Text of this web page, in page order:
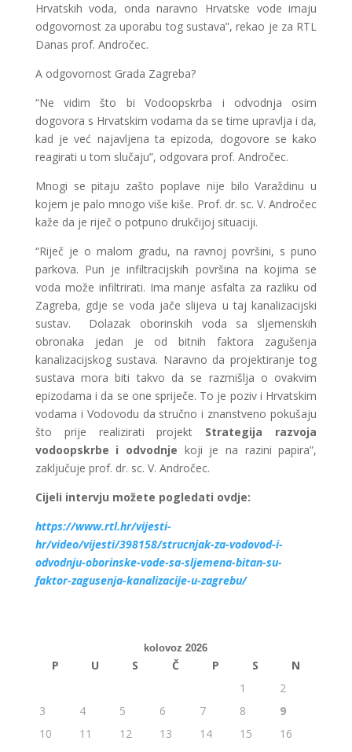
Hrvatskih voda, onda naravno Hrvatske vode imaju
odgovornost za uporabu tog sustava”, rekao je za RTL
Danas prof. Andročec.
A odgovornost Grada Zagreba?
“Ne vidim što bi Vodoopskrba i odvodnja osim
dogovora s Hrvatskim vodama da se time upravlja i da,
kad je već najavljena ta epizoda, dogovore se kako
reagirati u tom slučaju”, odgovara prof. Andročec.
Mnogi se pitaju zašto poplave nije bilo Varaždinu u
kojem je palo mnogo više kiše. Prof. dr. sc. V. Andročec
kaže da je riječ o potpuno drukčijoj situaciji.
“Riječ je o malom gradu, na ravnoj površini, s puno
parkova. Pun je infiltracijskih površina na kojima se
voda može infiltrirati. Ima manje asfalta za razliku od
Zagreba, gdje se voda jače slijeva u taj kanalizacijski
sustav. Dolazak oborinskih voda sa sljemenskih
obronaka jedan je od bitnih faktora zagušenja
kanalizacijskog sustava. Naravno da projektiranje tog
sustava mora biti takvo da se razmišlja o ovakvim
epizodama i da se one spriječe. To je poziv i Hrvatskim
vodama i Vodovodu da stručno i znanstveno pokušaju
što prije realizirati projekt Strategija razvoja
vodoopskrbe i odvodnje koji je na razini papira”,
zaključuje prof. dr. sc. V. Andročec.
Cijeli intervju možete pogledati ovdje:
https://www.rtl.hr/vijesti-
hr/video/vijesti/398158/strucnjak-za-vodovod-i-
odvodnju-oborinske-vode-sa-sljemena-bitan-su-
faktor-zagusenja-kanalizacije-u-zagrebu/
kolovoz 2026
P U S Č P S
N
1
2
3
4 5 6 7 8
9
10
11 12 13 14 15
16